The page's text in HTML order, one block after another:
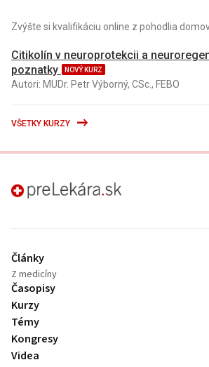
Zvýšte si kvalifikáciu online z pohodlia
Citikolín v neuroprotekcii a
poznatky
NOVÝ KURZ
Autori: MUDr. Petr Výborný, CSc., FEBO
VŠETKY KURZY
preLekára.sk
Články
Z medicíny
Časopisy
Kurzy
Témy
Kongresy
Videa